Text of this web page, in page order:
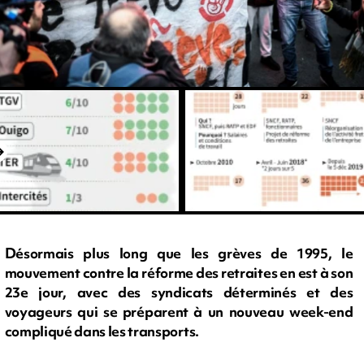
Désormais plus long que les grèves de 1995, le
mouvement contre la réforme des retraites en est à son
23e jour, avec des syndicats déterminés et des
voyageurs qui se préparent à un nouveau week-end
compliqué dans les transports.